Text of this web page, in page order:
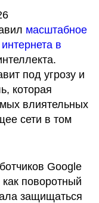
масштабное
в
под угрозу и
которая
влиятельных
сети в том
Google
поворотный
защищаться